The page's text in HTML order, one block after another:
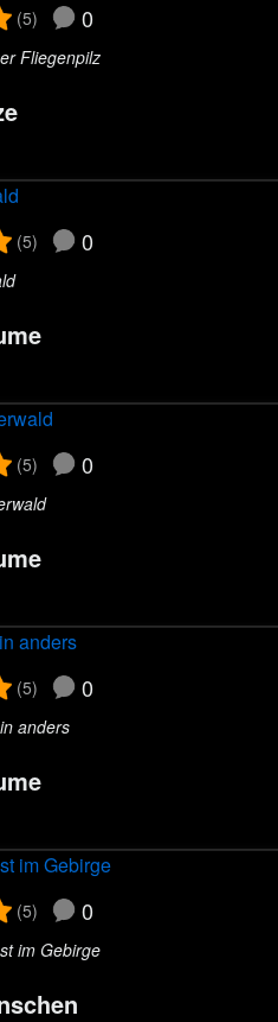
(5) 0
Fliegenpilz
(5) 0
(5) 0
(5) 0
anders
(5) 0
im Gebirge